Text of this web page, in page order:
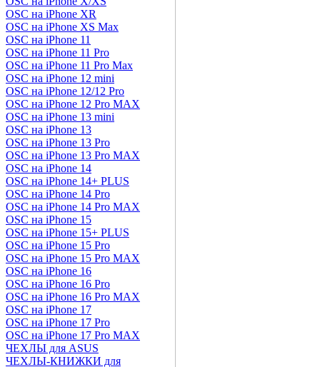
OSC на iPhone XR
OSC на iPhone XS Max
OSC на iPhone 11
OSC на iPhone 11 Pro
OSC на iPhone 11 Pro Max
OSC на iPhone 12 mini
OSC на iPhone 12/12 Pro
OSC на iPhone 12 Pro MAX
OSC на iPhone 13 mini
OSC на iPhone 13
OSC на iPhone 13 Pro
OSC на iPhone 13 Pro MAX
OSC на iPhone 14
OSC на iPhone 14+ PLUS
OSC на iPhone 14 Pro
OSC на iPhone 14 Pro MAX
OSC на iPhone 15
OSC на iPhone 15+ PLUS
OSC на iPhone 15 Pro
OSC на iPhone 15 Pro MAX
OSC на iPhone 16
OSC на iPhone 16 Pro
OSC на iPhone 16 Pro MAX
OSC на iPhone 17
OSC на iPhone 17 Pro
OSC на iPhone 17 Pro MAX
ЧЕХЛЫ для ASUS
ЧЕХЛЫ-КНИЖКИ для